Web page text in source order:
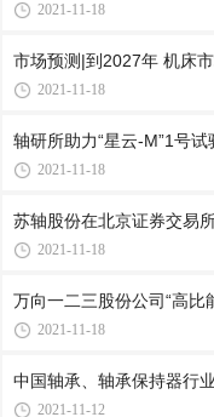
2021-11-18
市场预测|到2027年 机床
2021-11-18
轴研所助力“星云-M”1号
2021-11-18
苏轴股份在北京证券交易
2021-11-18
万向一二三股份公司“高比
2021-11-18
中国轴承、轴承保持器行
2021-11-12